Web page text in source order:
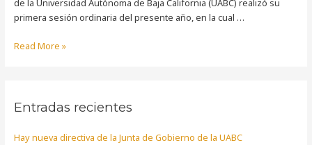
de la Universidad Autónoma de Baja California (UABC) realizó su
primera sesión ordinaria del presente año, en la cual …
Read More »
Entradas recientes
Hay nueva directiva de la Junta de Gobierno de la UABC